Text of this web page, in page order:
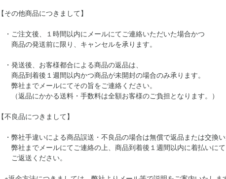
【その他商品につきまして】
・ご注文後、１時間以内にメールにてご連絡いただいた場合かつ
商品の発送前に限り、キャンセルを承ります。
・発送後、お客様都合による商品の返品は、
商品到着後１週間以内かつ商品が未開封の場合のみ承ります。
弊社までメールにてその旨をご連絡ください。
（返品にかかる送料・手数料は全額お客様のご負担となります。）
【不良品につきまして】
・弊社手違いによる商品誤送・不良品の場合は無償で返品または交換い
弊社までメールにてご連絡の上、商品到着後１週間以内に着払いにて
ご返送ください。